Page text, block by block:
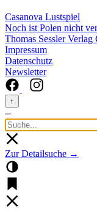
Casanova Lustspiel
Noch ist Polen nicht
Thomas Sessler
Impressum
Datenschutz
Newsletter
↑
--
Zur Detailsuche →